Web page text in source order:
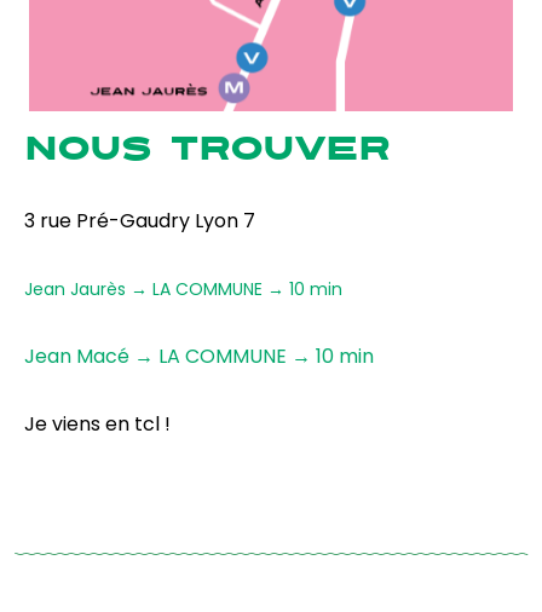
NOUS TROUVER
3 rue Pré-Gaudry Lyon 7
Jean Jaurès → LA COMMUNE → 10 min
Jean Macé → LA COMMUNE → 10 min
Je viens en tcl !